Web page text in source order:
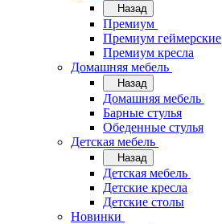
Назад
Премиум
Премиум геймерские
Премиум кресла
Домашняя мебель
Назад
Домашняя мебель
Барные стулья
Обеденные стулья
Детская мебель
Назад
Детская мебель
Детские кресла
Детские столы
Новинки